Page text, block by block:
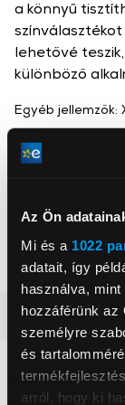
Az Ön
Mi és a 1022
adatait, így
használva,
hozzáférünk az
személyre
és
arról, hogy ki
, ,
Szín
a könnyű
lehetővé
különböző
Egyéb jellemzők:
Részletes